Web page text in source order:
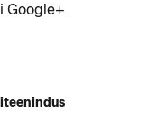
Google+